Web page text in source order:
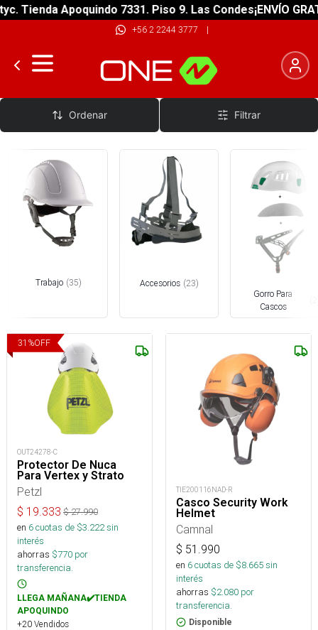
Apoquindo 7331. Piso 9. Las Condes¡ENVÍO
+56 2 2244 3777 |
Cascos Trabajo Vertical y Rescate
Ordenar Filtrar
Trabajo (35) Accesorios (23)
Gorro Para
Cascos
31 %OFF
OUT24278-C
Protector De Nuca
Para Vertex y Strato
Petzl
$ 19.333 $27.990
en 6cuotas de $3.222sin
interés
ahorras $770 por
transferencia.
LLEGA MAÑANA✔️TIENDA
APOQUINDO
+20 Vendidos
TIE200116NAD-R
Casco Security Work
Helmet
Camnal
$ 51.990
en 6cuotas de $8.665sin
interés
ahorras $2.080 por
transferencia.
Disponible